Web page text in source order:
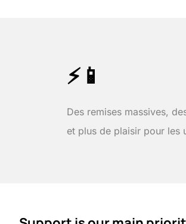
⚡📱
Des remises massives,
et plus de plaisir pour les